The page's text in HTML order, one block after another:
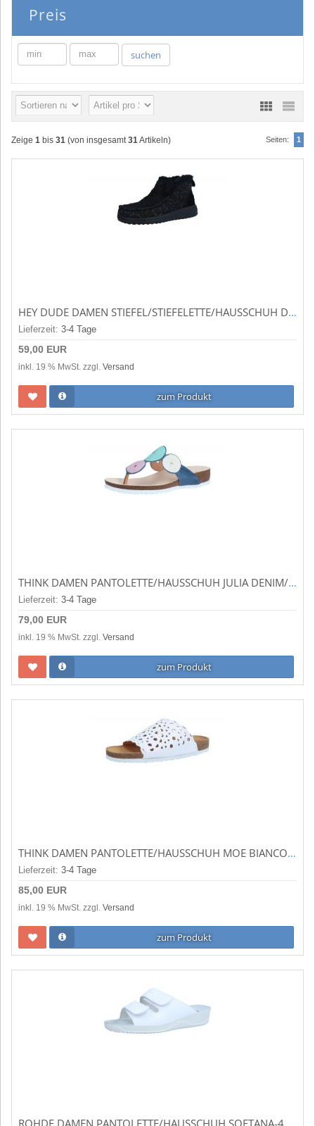
Preis
min max suchen
Zeige 1 bis 31 (von insgesamt 31 Artikeln) Seiten: 1
HEY DUDE DAMEN STIEFEL/STIEFELETTE/HAUSSCHUH DENNY SPARKLING BLACK (SCHWARZ) 122054957
Lieferzeit: 3-4 Tage
59,00 EUR
inkl. 19 % MwSt. zzgl. Versand
zum Produkt
THINK DAMEN PANTOLETTE/HAUSSCHUH JULIA DENIM/KOMBI (MEHRFARBIG) 3-000372-8010
Lieferzeit: 3-4 Tage
79,00 EUR
inkl. 19 % MwSt. zzgl. Versand
zum Produkt
THINK DAMEN PANTOLETTE/HAUSSCHUH MOE BIANCO (WEISS) 3-000744-1000
Lieferzeit: 3-4 Tage
85,00 EUR
inkl. 19 % MwSt. zzgl. Versand
zum Produkt